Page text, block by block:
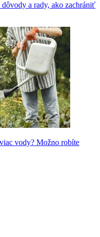
dôvody a rady, ako zachrániť
vody? Možno robíte